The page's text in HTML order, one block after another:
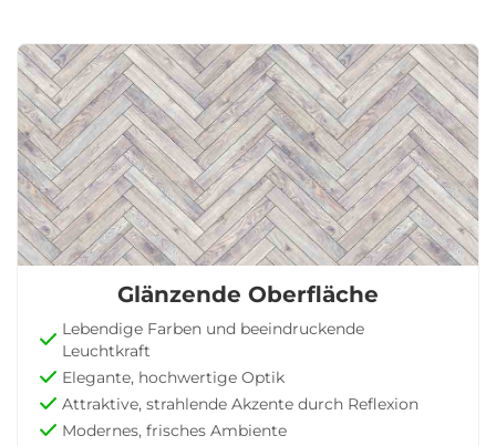
Glänzende Oberfläche
Lebendige Farben und beeindruckende
Leuchtkraft
Elegante, hochwertige Optik
Attraktive, strahlende Akzente durch Reflexion
Modernes, frisches Ambiente